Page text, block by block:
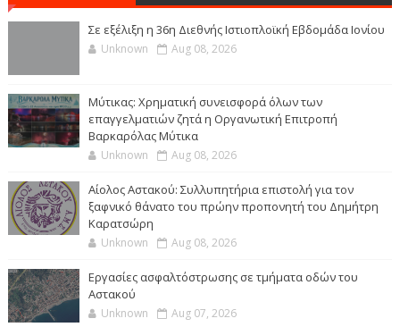
Σε εξέλιξη η 36η Διεθνής Ιστιοπλοϊκή Εβδομάδα Ιονίου
Unknown Aug 08, 2026
Μύτικας: Χρηματική συνεισφορά όλων των
επαγγελματιών ζητά η Οργανωτική Επιτροπή
Βαρκαρόλας Μύτικα
Unknown Aug 08, 2026
Αίολος Αστακού: Συλλυπητήρια επιστολή για τον
ξαφνικό θάνατο του πρώην προπονητή του Δημήτρη
Καρατσώρη
Unknown Aug 08, 2026
Εργασίες ασφαλτόστρωσης σε τμήματα οδών του
Αστακού
Unknown Aug 07, 2026